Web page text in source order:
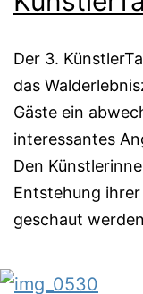
Der 3.
das
Gäste ein
interessantes
Den
Entstehung
geschaut